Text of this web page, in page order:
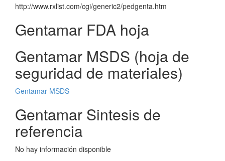
http://www.rxlist.com/cgi/generic2/pedgenta.htm
Gentamar FDA hoja
Gentamar MSDS (hoja de
seguridad de materiales)
Gentamar MSDS
Gentamar Sintesis de
referencia
No hay información disponible